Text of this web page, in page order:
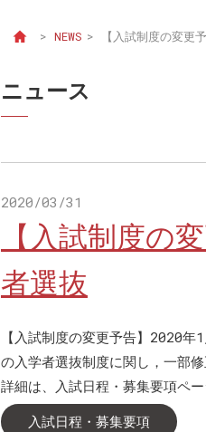
> NEWS > 【入試制度の変更
ニュース
2020/03/31
【入試制度の
者選抜
【入試制度の変更予告】2020
の入学者選抜制度に関し，一部修
詳細は、入試日程・募集要項ペー
入試日程・募集要項